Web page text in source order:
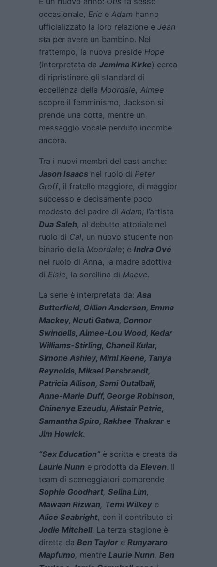
occasionale, Eric e Adam hanno
ufficializzato la loro relazione e Jean
sta per avere un bambino. Nel
frattempo, la nuova preside Hope
(interpretata da Jemima Kirke) cerca
di ripristinare gli standard di
eccellenza della Moordale, Aimee
scopre il femminismo, Jackson si
prende una cotta, mentre un
messaggio vocale perduto incombe
ancora.
Tra i nuovi membri del cast anche:
Jason Isaacs nel ruolo di Peter
Groff, il fratello maggiore, di maggior
successo e decisamente poco
modesto del padre di Adam; l’artista
Dua Saleh, al debutto attoriale nel
ruolo di Cal, un nuovo studente non
binario della Moordale; e Indra Ové
nel ruolo di Anna, la madre adottiva
di Elsie, la sorellina di Maeve.
La serie è interpretata da: Asa
Butterfield, Gillian Anderson, Emma
Mackey, Ncuti Gatwa, Connor
Swindells, Aimee-Lou Wood, Kedar
Williams-Stirling, Chaneil Kular,
Simone Ashley, Mimi Keene, Tanya
Reynolds, Mikael Persbrandt,
Patricia Allison, Sami Outalbali,
Anne-Marie Duff, George Robinson,
Chinenye Ezeudu, Alistair Petrie,
Samantha Spiro, Rakhee Thakrar e
Jim Howick.
“Sex Education” è scritta e creata da
Laurie Nunn e prodotta da Eleven. Il
team di sceneggiatori comprende
Sophie Goodhart, Selina Lim,
Mawaan Rizwan, Temi Wilkey e
Alice Seabright, con il contributo di
Jodie Mitchell. La terza stagione è
diretta da Ben Taylor e Runyararo
Mapfumo, mentre Laurie Nunn, Ben